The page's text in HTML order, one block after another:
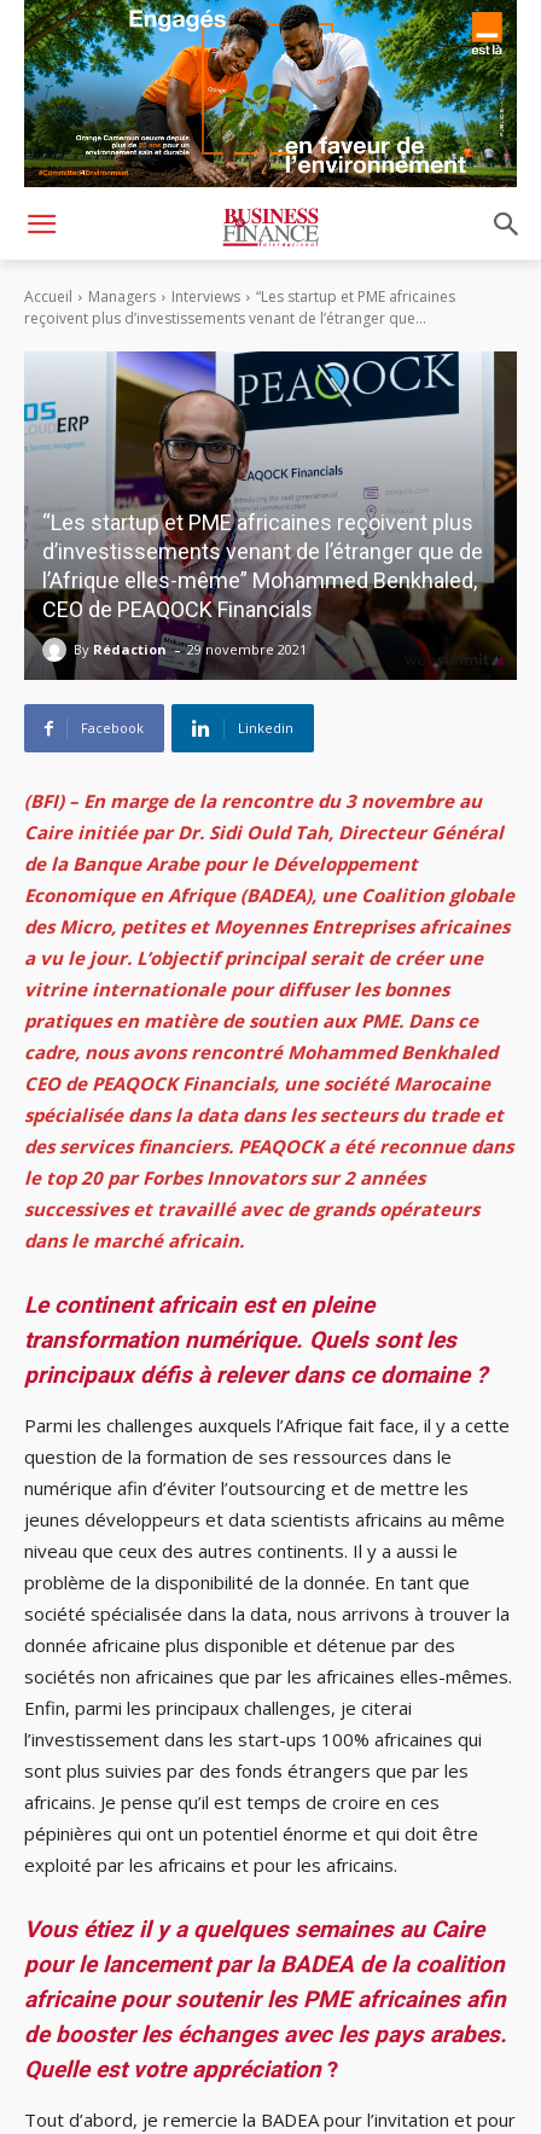
Accueil Managers Interviews
“Les startup et PME africaines
reçoivent plus d’investissements venant de l’étranger que...
“Les startup et PME africaines reçoivent plus
d’investissements venant de l’étranger que de
l’Afrique elles-même” Mohammed Benkhaled,
CEO de PEAQOCK Financials
By Rédaction - 29 novembre 2021
Facebook Linkedin
(BFI) – En marge de la rencontre du 3 novembre au
Caire initiée par Dr. Sidi Ould Tah, Directeur Général
de la Banque Arabe pour le Développement
Economique en Afrique (BADEA), une Coalition globale
des Micro, petites et Moyennes Entreprises africaines
a vu le jour. L’objectif principal serait de créer une
vitrine internationale pour diffuser les bonnes
pratiques en matière de soutien aux PME. Dans ce
cadre, nous avons rencontré Mohammed Benkhaled
CEO de PEAQOCK Financials, une société Marocaine
spécialisée dans la data dans les secteurs du trade et
des services financiers. PEAQOCK a été reconnue dans
le top 20 par Forbes Innovators sur 2 années
successives et travaillé avec de grands opérateurs
dans le marché africain.
Le continent africain est en pleine
transformation numérique. Quels sont les
principaux défis à relever dans ce domaine ?
Parmi les challenges auxquels l’Afrique fait face, il y a cette
question de la formation de ses ressources dans le
numérique afin d’éviter l’outsourcing et de mettre les
jeunes développeurs et data scientists africains au même
niveau que ceux des autres continents. Il y a aussi le
problème de la disponibilité de la donnée. En tant que
société spécialisée dans la data, nous arrivons à trouver la
donnée africaine plus disponible et détenue par des
sociétés non africaines que par les africaines elles-mêmes.
Enfin, parmi les principaux challenges, je citerai
l’investissement dans les start-ups 100% africaines qui
sont plus suivies par des fonds étrangers que par les
africains. Je pense qu’il est temps de croire en ces
pépinières qui ont un potentiel énorme et qui doit être
exploité par les africains et pour les africains.
Vous étiez il y a quelques semaines au Caire
pour le lancement par la BADEA de la coalition
africaine pour soutenir les PME africaines afin
de booster les échanges avec les pays arabes.
Quelle est votre appréciation?
Tout d’abord, je remercie la BADEA pour l’invitation et pour